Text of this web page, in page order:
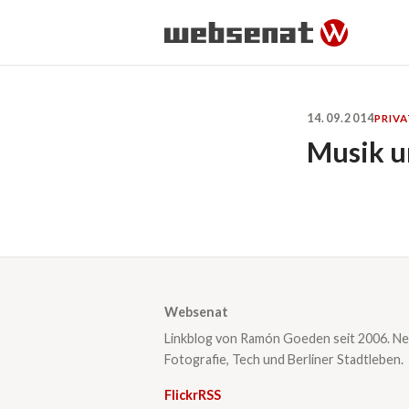
14.09.2014
Musik
Websenat
Linkblog von Ramón Goeden seit 2006.
Fotografie, Tech und Berliner Stadtleben.
FlickrRSS